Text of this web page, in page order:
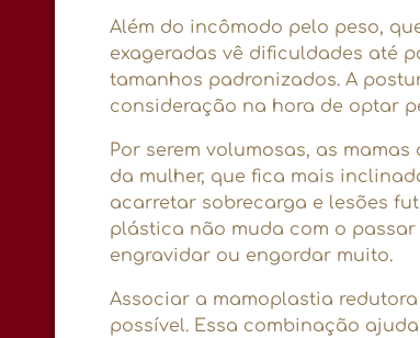
Além do incômodo pelo peso,
exageradas vê dificuldades até
tamanhos padronizados. A
consideração na hora de optar
Por serem volumosas, as
da mulher, que fica mais
acarretar sobrecarga e lesões
plástica não muda com o
engravidar ou engordar muito.
Associar a mamoplastia
possível. Essa combinação